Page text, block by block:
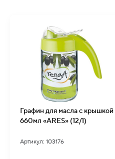
Графин для масла с крышкой
660мл «ARES» (12/1)
Артикул: 103176